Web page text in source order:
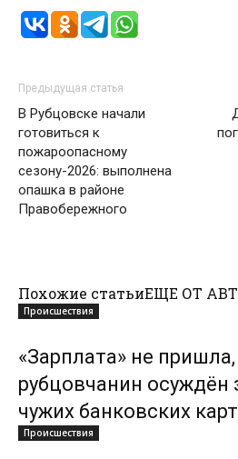
Предыдущая статья
В Рубцовске начали
готовиться к
пожароопасному
сезону-2026: выполнена
опашка в районе
Правобережного
Похожие статьиЕЩЕ ОТ
Происшествия
«Зарплата» не
рубцовчанин осуждён
чужих банковских карт
Происшествия